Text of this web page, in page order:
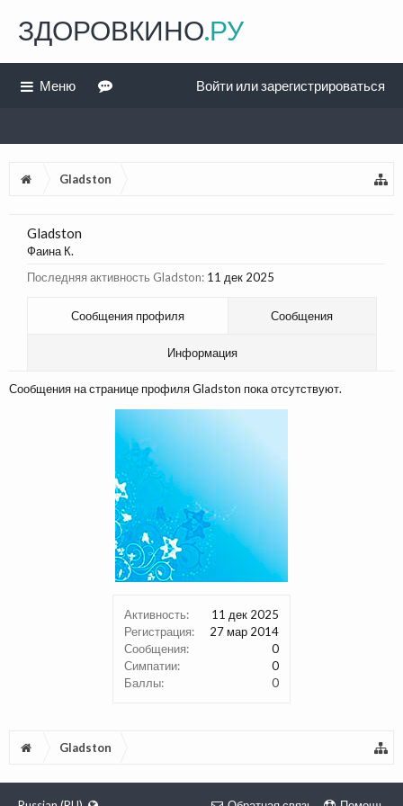
Gladston
Активность:
11 дек 2025
Регистрация:
27 мар 2014
Сообщения:
0
Симпатии:
0
Баллы:
0
Gladston
Фаина К.
Последняя активность Gladston: 11 дек 2025
Сообщения профиля Сообщения
Информация
Сообщения на странице профиля Gladston пока отсутствуют.
Gladston
ЗДОРОВКИНО.РУ
Меню Войти или зарегистрироваться